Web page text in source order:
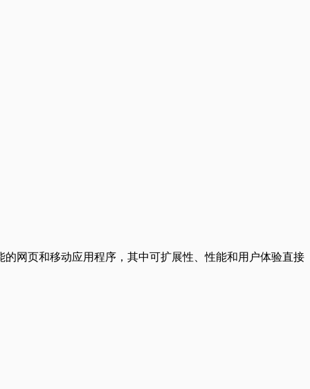
网页和移动应用程序，其中可扩展性、性能和用户体验直接